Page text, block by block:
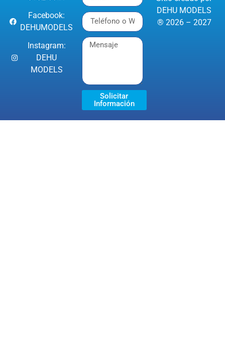
Facebook:
DEHUMODELS
Instagram:
DEHU
MODELS
Solicitar
Información
DEHU MODELS
® 2026 – 2027